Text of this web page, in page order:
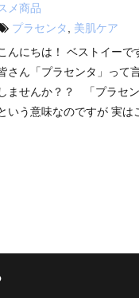
メ商品
プラセンタ
美肌ケア
んにちは！ ベストイー
さん「プラセンタ」って
しませんか？？ 「プラセン
いう意味なのですが 実は